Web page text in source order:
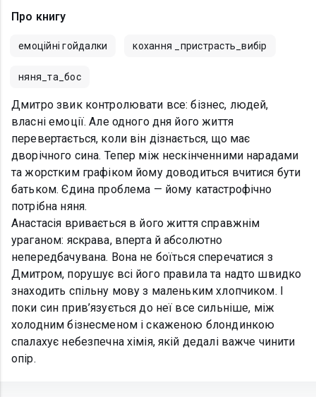
Про книгу
емоційні гойдалки кохання _пристрасть_вибір
няня_та_бос
Дмитро звик контролювати все: бізнес, людей,
власні емоції. Але одного дня його життя
перевертається, коли він дізнається, що має
дворічного сина. Тепер між нескінченними нарадами
та жорстким графіком йому доводиться вчитися бути
батьком. Єдина проблема — йому катастрофічно
потрібна няня.
Анастасія вривається в його життя справжнім
ураганом: яскрава, вперта й абсолютно
непередбачувана. Вона не боїться сперечатися з
Дмитром, порушує всі його правила та надто швидко
знаходить спільну мову з маленьким хлопчиком. І
поки син прив’язується до неї все сильніше, між
холодним бізнесменом і скаженою блондинкою
спалахує небезпечна хімія, якій дедалі важче чинити
опір.